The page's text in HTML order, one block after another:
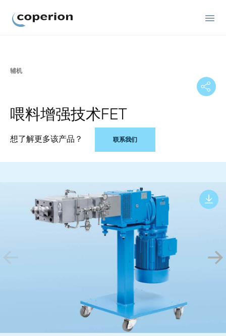
辅机
喂料增强技术FET
想了解更多该产品？ 联系我们